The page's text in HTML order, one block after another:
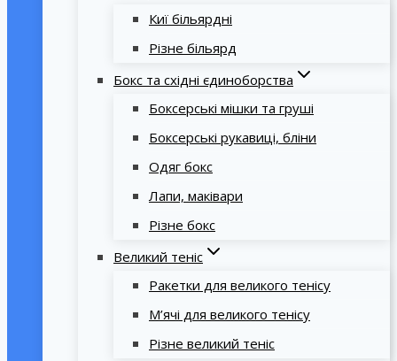
Киї більярдні
Різне більярд
Бокс та східні єдиноборства
Боксерські мішки та груші
Боксерські рукавиці, бліни
Одяг бокс
Лапи, маківари
Різне бокс
Великий теніс
Ракетки для великого тенісу
М’ячі для великого тенісу
Різне великий теніс